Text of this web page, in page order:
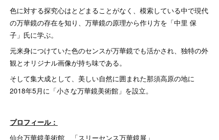
色に対する探究心はとどまることがなく、模索している中で現代
の万華鏡の存在を知り、万華鏡の原理から作り方を「中里 保
子」氏に学ぶ。
元来身につけていた色のセンスが万華鏡でも活かされ、独特の外
観とオリジナル画像が持ち味である。
そして集大成として、美しい自然に囲まれた那須高原の地に
2018年5月に「小さな万華鏡美術館」を設立。
プロフィール：
仙台万華鏡美術館 「スリーセンス万華鏡展」